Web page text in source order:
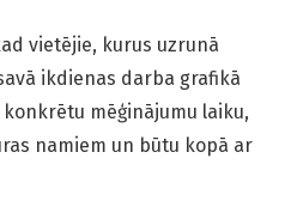
vietējie, kurus uzrunā
ikdienas darba grafikā
mēģinājumu laiku,
namiem un būtu kopā ar